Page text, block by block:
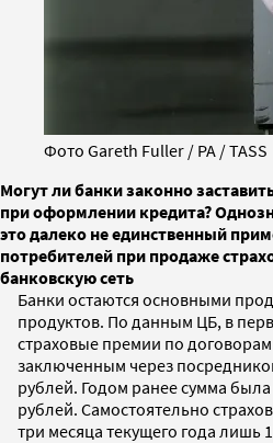
Фото Gareth Fuller / PA / TASS
Могут ли банки законно
при оформлении кредита?
это далеко не единственный
потребителей при продаже
банковскую сеть
Банки остаются основными
продуктов. По данным ЦБ, в
страховые премии по
заключенным через
рублей. Годом ранее сумма
рублей. Самостоятельно
три месяца текущего года лишь